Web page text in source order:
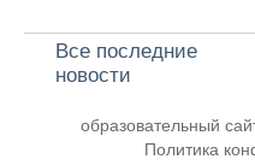
Все последние
новости
образовательный
Политика